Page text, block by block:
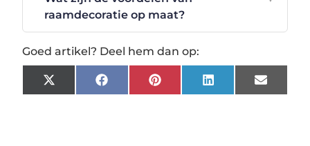
raamdecoratie op maat?
Goed artikel? Deel hem dan op:
X
(Twitter)
FacebookPinterestLinkedInEmail